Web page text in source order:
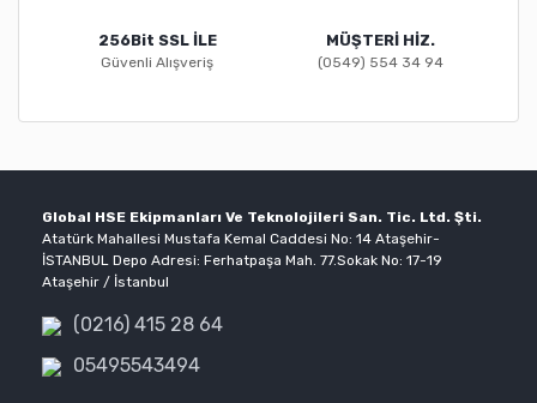
256Bit SSL İLE
Güvenli Alışveriş
MÜŞTERİ HİZ.
(0549) 554 34 94
Global HSE Ekipmanları Ve Teknolojileri San. Tic. Ltd. Şti.
Atatürk Mahallesi Mustafa Kemal Caddesi No: 14 Ataşehir-
İSTANBUL Depo Adresi: Ferhatpaşa Mah. 77.Sokak No: 17-19
Ataşehir / İstanbul
(0216) 415 28 64
05495543494